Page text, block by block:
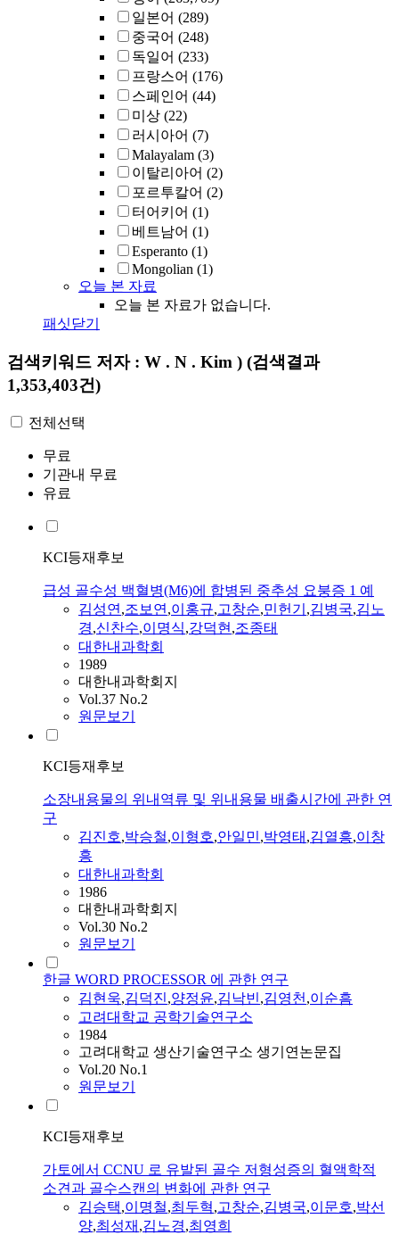
일본어 (289)
중국어 (248)
독일어 (233)
프랑스어 (176)
스페인어 (44)
미상 (22)
러시아어 (7)
Malayalam (3)
이탈리아어 (2)
포르투칼어 (2)
터어키어 (1)
베트남어 (1)
Esperanto (1)
Mongolian (1)
오늘 본 자료
오늘 본 자료가 없습니다.
패싯닫기
검색키워드 저자 : W . N . Kim ) (검색결과
1,353,403건)
전체선택
무료
기관내 무료
유료
KCI등재후보
급성 골수성 백혈병(M6)에 합병된 중추성 요붕증 1 예
김성연,조보연,이홍규,고창순,민헌기 ,김병국,김노
경,신찬수,이명식,강덕현,조종태
대한내과학회
1989
대한내과학회지
Vol.37 No.2
원문보기
KCI등재후보
소장내용물의 위내역류 및 위내용물 배출시간에 관한 연
구
김진호,박승철,이형호,안일민,박영태 ,김열흥,이창
흥
대한내과학회
1986
대한내과학회지
Vol.30 No.2
원문보기
한글 WORD PROCESSOR 에 관한 연구
김현욱,김덕진,양정윤,김낙빈,김영천,이순흠
고려대학교 공학기술연구소
1984
고려대학교 생산기술연구소 생기연논문집
Vol.20 No.1
원문보기
KCI등재후보
가토에서 CCNU 로 유발된 골수 저형성증의 혈액학적
소견과 골수스캔의 변화에 관한 연구
김승택,이명철,최두혁,고창순,김병국,이문호,박선
양,최성재 ,김노경,최영희